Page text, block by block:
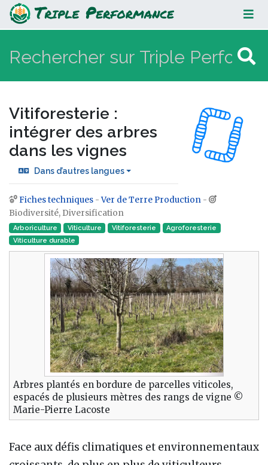
Vitiforesterie : intégrer des arbres
dans les vignes
Vitiforesterie :
intégrer des arbres
dans les vignes
Dans d’autres langues
Aller à :navigation,rechercher
Fiches techniques -Ver de Terre Production -
Biodiversité, Diversification
Arboriculture Viticulture Vitiforesterie
Agroforesterie
Viticulture durable
Arbres plantés en bordure de parcelles viticoles,
espacés de plusieurs mètres des rangs de vigne ©
Marie-Pierre Lacoste
Face aux défis climatiques et environnementaux